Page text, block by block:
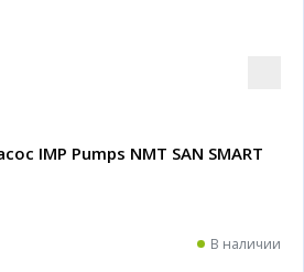
IMP Pumps NMT SAN SMART
В наличии